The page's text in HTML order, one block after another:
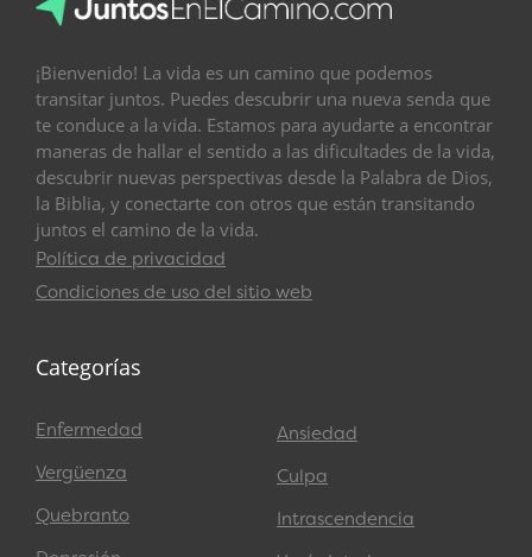
¡Bienvenido! La vida es un camino que podemos
transitar juntos. Puedes descubrir una nueva senda que
te conduce a la vida. Estamos para ayudarte a encontrar
maneras de hallar el sentido a las dificultades de la vida,
descubrir nuevas perspectivas desde la Palabra de Dios,
la Biblia, y conectarte con otros que están transitando
juntos el camino de la vida.
Política de privacidad
Condiciones de uso del sitio web
Categorías
Enfermedad
Vergüenza
Quebranto
Ansiedad
Culpa
Intrascendencia